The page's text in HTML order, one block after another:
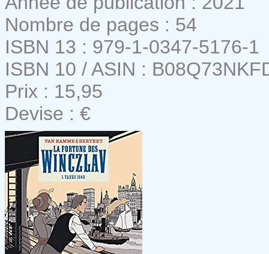
Nombre de pages : 54
ISBN 13 : 979-1-0347-5176-1
ISBN 10 / ASIN :
Prix : 15,95
Devise : €